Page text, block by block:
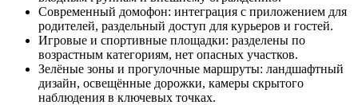
Современный домофон: интеграция с приложением для
родителей, раздельный доступ для курьеров и гостей.
Игровые и спортивные площадки: разделены по
возрастным категориям, нет опасных участков.
Зелёные зоны и прогулочные маршруты: ландшафтный
дизайн, освещённые дорожки, камеры скрытого
наблюдения в ключевых точках.